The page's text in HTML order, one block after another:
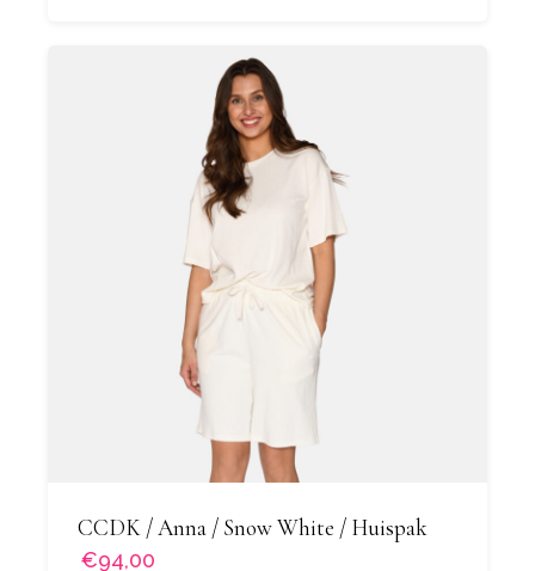
CCDK / Anna / Snow White / Huispak
€94,00